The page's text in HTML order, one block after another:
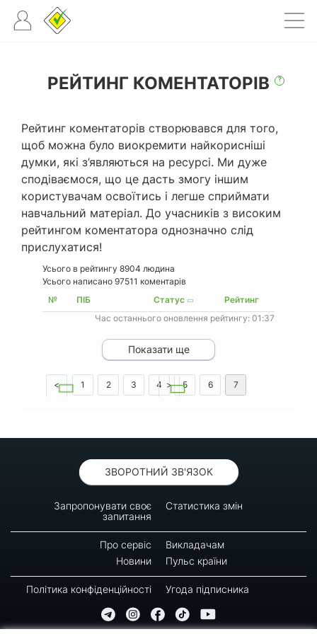
РЕЙТИНГ КОМЕНТАТОРІВ ?
Рейтинг коментаторів створювався для того,
щоб можна було виокремити найкорисніші
думки, які з’являються на ресурсі. Ми дуже
сподіваємося, що це дасть змогу іншим
користувачам освоїтись і легше сприймати
навчальний матеріал. До учасників з високим
рейтингом коментатора однозначно слід
прислухатися!
Усього в рейтингу 8904 людина
Усього написано 97511 коментарів
№
ПІБ Статус
Рейтинг
Час останнього оновлення рейтингу: 01:37
Показати ще
< 1 2 3 4 5 6 7
>
ЗВОРОТНИЙ ЗВ'ЯЗОК
Запропонувати своє
запитання
Статистика змін
Про сервіс
Викладачам
Новини
Пульс країни
Політика конфіденційності Угода підписника